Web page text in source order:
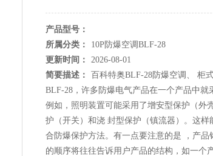
产品型号：
所属分类：
10P防爆空调BLF-28
更新时间：
2026-08-01
简要描述：
百科特奥BLF-28防爆空调、 柜
BLF-28，许多防爆电气产品在一个产品中就
例如，照明装置可能采用了增安型保护（外
护（开关）和浇 封型保护（镇流器）。这样
合防爆保护方法。有一点要注意的是 ，产
的顺序将往往告诉用户产品的结构，如一个